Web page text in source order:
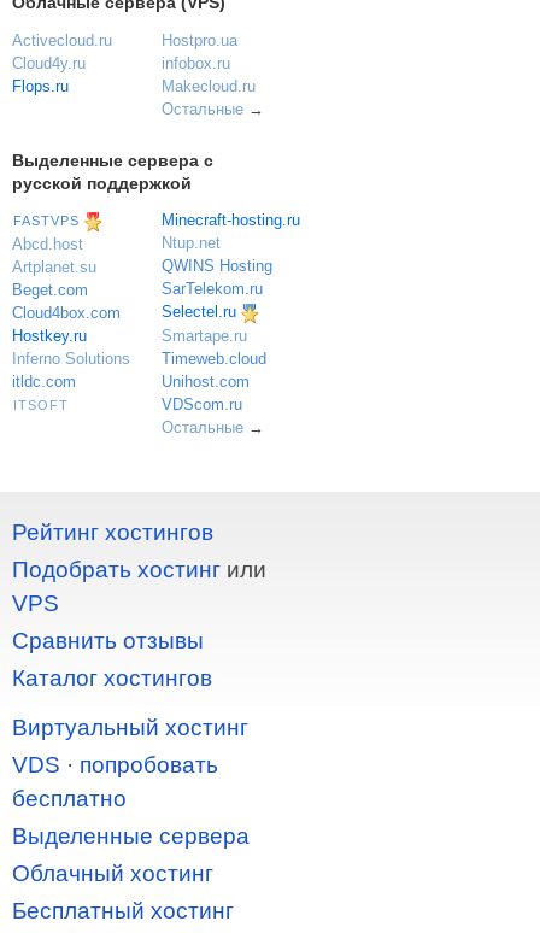
Activecloud.ru
Cloud4y.ru
Flops.ru
Hostpro.ua
infobox.ru
Makecloud.ru
Остальные→
Выделенные сервера с
русской поддержкой
FASTVPS
Abcd.host
Artplanet.su
Beget.com
Cloud4box.com
Hostkey.ru
Inferno Solutions
itldc.com
ITSOFT
Minecraft-hosting.ru
Ntup.net
QWINS Hosting
SarTelekom.ru
Selectel.ru
Smartape.ru
Timeweb.cloud
Unihost.com
VDScom.ru
Остальные→
Рейтинг хостингов
Подобрать хостинг или
VPS
Сравнить отзывы
Каталог хостингов
Виртуальный хостинг
VDS · попробовать
бесплатно
Выделенные сервера
Облачный хостинг
Бесплатный хостинг